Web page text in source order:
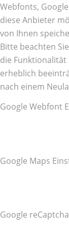
Webfonts,
diese Anbieter
von Ihnen
Bitte beachten
die Funktionalität
erheblich
nach einem
Google Webfont
Google Maps
Google